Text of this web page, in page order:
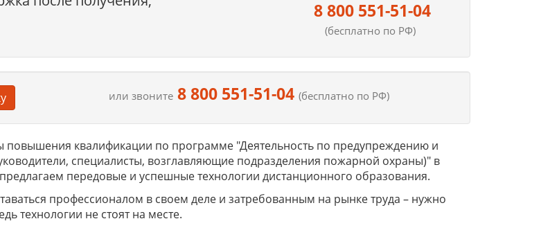
8 800 551-51-04
(бесплатно по РФ)
или звоните 8 800 551-51-04(бесплатно по РФ)
повышения квалификации по программе "Деятельность по предупреждению и
специалисты, возглавляющие подразделения пожарной охраны)" в
передовые и успешные технологии дистанционного образования.
профессионалом в своем деле и затребованным на рынке труда – нужно
технологии не стоят на месте.